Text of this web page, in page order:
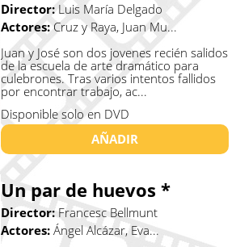
Director: Luis María Delgado
Actores:Cruz y Raya, Juan Mu...
Juan y José son dos jovenes recién salidos
de la escuela de arte dramático para
culebrones. Tras varios intentos fallidos
por encontrar trabajo, ac...
Disponible solo en DVD
AÑADIR
Un par de huevos *
Director:Francesc Bellmunt
Actores: Ángel Alcázar, Eva...